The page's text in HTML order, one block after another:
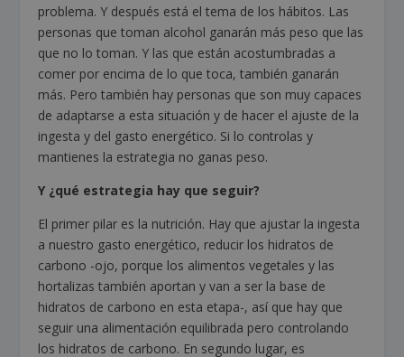
problema. Y después está el tema de los hábitos. Las
personas que toman alcohol ganarán más peso que las
que no lo toman. Y las que están acostumbradas a
comer por encima de lo que toca, también ganarán
más. Pero también hay personas que son muy capaces
de adaptarse a esta situación y de hacer el ajuste de la
ingesta y del gasto energético. Si lo controlas y
mantienes la estrategia no ganas peso.
Y ¿qué estrategia hay que seguir?
El primer pilar es la nutrición. Hay que ajustar la ingesta
a nuestro gasto energético, reducir los hidratos de
carbono -ojo, porque los alimentos vegetales y las
hortalizas también aportan y van a ser la base de
hidratos de carbono en esta etapa-, así que hay que
seguir una alimentación equilibrada pero controlando
los hidratos de carbono. En segundo lugar, es